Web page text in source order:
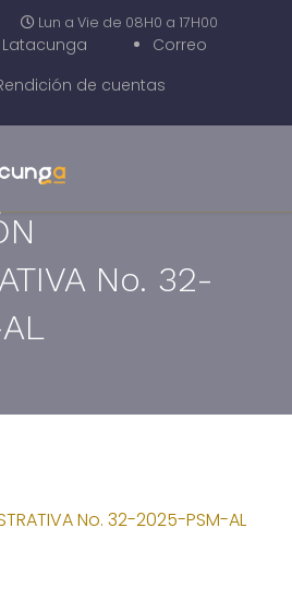
Lun a Vie de 08H0 a 17H00
Latacunga
Correo
de cuentas
No. 32-
No. 32-2025-PSM-AL